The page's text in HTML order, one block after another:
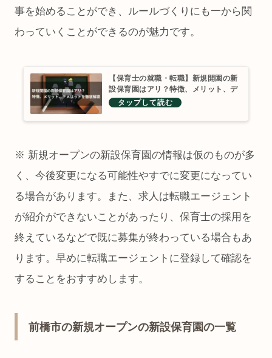
事を始めることができ、ルールづくりにも一から関
わっていくことができるのが魅力です。
【保育士の就職・転職】新規開園の新
設保育園はアリ？特徴、メリット、デ
メリットを徹底解説
※ 新規オープンの新設保育園の情報は仮のものが多
く、今後変更になる可能性やすでに変更になってい
る場合があります。また、求人は転職エージェント
が紹介ができないことがあったり、保育士の採用を
終えているなどで既に募集が終わっている場合もあ
ります。早めに転職エージェントに登録して確認を
することをおすすめします。
前橋市の新規オープンの新設保育園の一覧